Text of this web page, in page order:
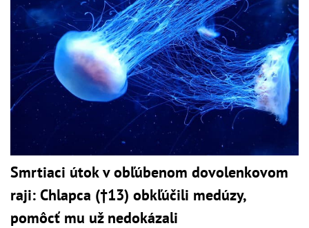
Smrtiaci útok v obľúbenom dovolenkovom
raji: Chlapca (†13) obkľúčili medúzy,
pomôcť mu už nedokázali